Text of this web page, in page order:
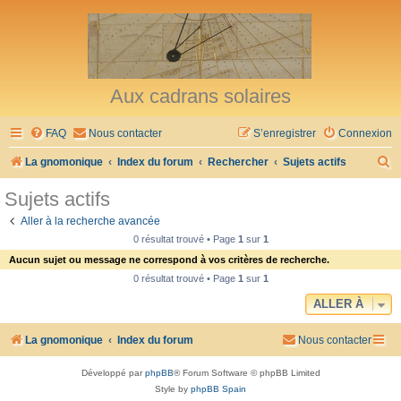
Aux cadrans solaires
FAQ Nous contacter Connexion
S’enregistrer
La gnomonique Index du forum Rechercher Sujets actifs
h
Sujets actifs
Aller à la recherche avancée
0 résultat trouvé • Page 1sur 1
Aucun sujet ou message ne correspond à vos critères de recherche.
0 résultat trouvé • Page 1sur 1
ALLER À
La gnomonique Index du forum Nous contacter
Développé parphpBB® Forum Software © phpBB Limited
Style by phpBB Spain